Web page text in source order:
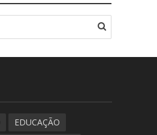
EDUCAÇÃO